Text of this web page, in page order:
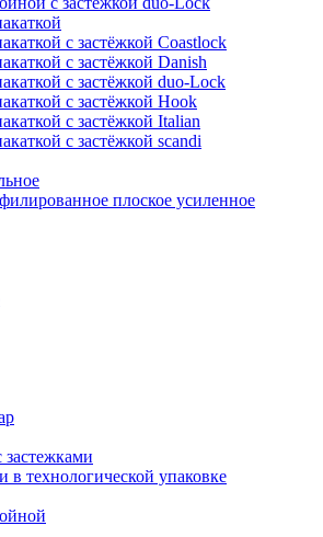
с застёжкой Coastlock
с застёжкой Danish
с застёжкой duo-Lock
с застёжкой Hook
с застёжкой Italian
с застёжкой scandi
плоское усиленное
застежками
технологической упаковке